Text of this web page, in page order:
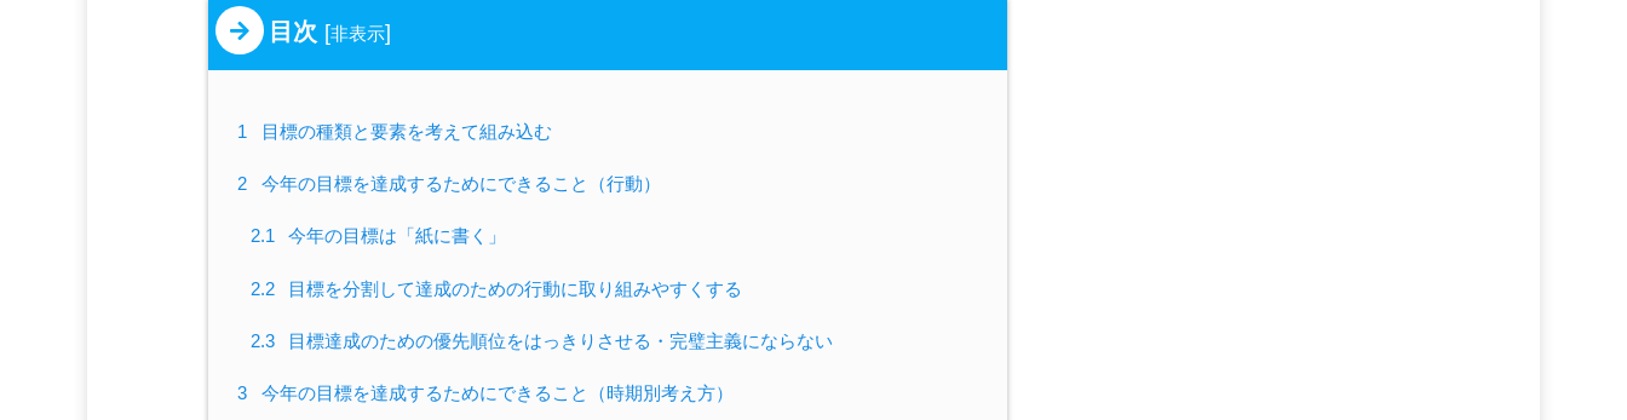
目次 [非表示]
1 目標の種類と要素を考えて組み込む
2 今年の目標を達成するためにできること（行動）
2.1 今年の目標は「紙に書く」
2.2 目標を分割して達成のための行動に取り組みやすくする
2.3 目標達成のための優先順位をはっきりさせる・完璧主義にならない
3 今年の目標を達成するためにできること（時期別考え方）